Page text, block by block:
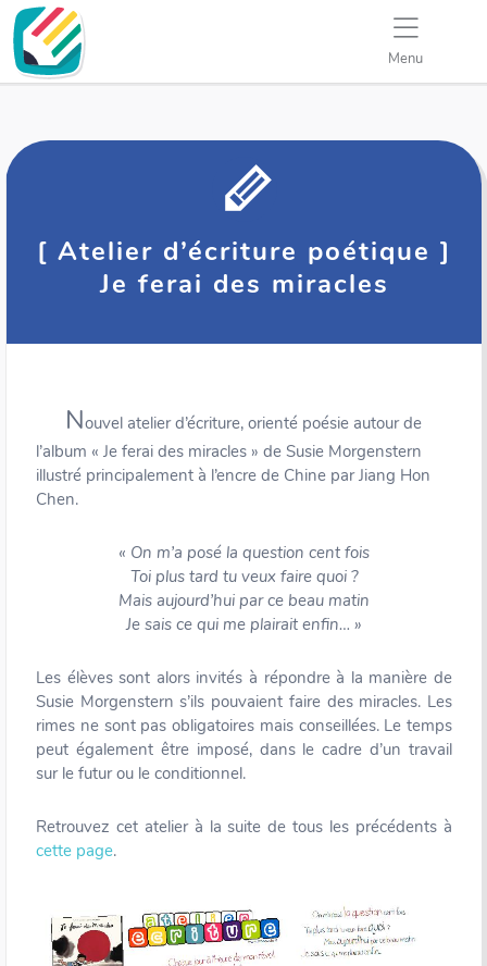
Menu
[ Atelier d’écriture poétique ]
Je ferai des miracles
Nouvel atelier d’écriture, orienté poésie autour de
l’album « Je ferai des miracles » de Susie Morgenstern
illustré principalement à l’encre de Chine par Jiang Hon
Chen.
« On m’a posé la question cent fois
Toi plus tard tu veux faire quoi ?
Mais aujourd’hui par ce beau matin
Je sais ce qui me plairait enfin… »
Les élèves sont alors invités à répondre à la manière de
Susie Morgenstern s’ils pouvaient faire des miracles. Les
rimes ne sont pas obligatoires mais conseillées. Le temps
peut également être imposé, dans le cadre d’un travail
sur le futur ou le conditionnel.
Retrouvez cet atelier à la suite de tous les précédents à
cette page.